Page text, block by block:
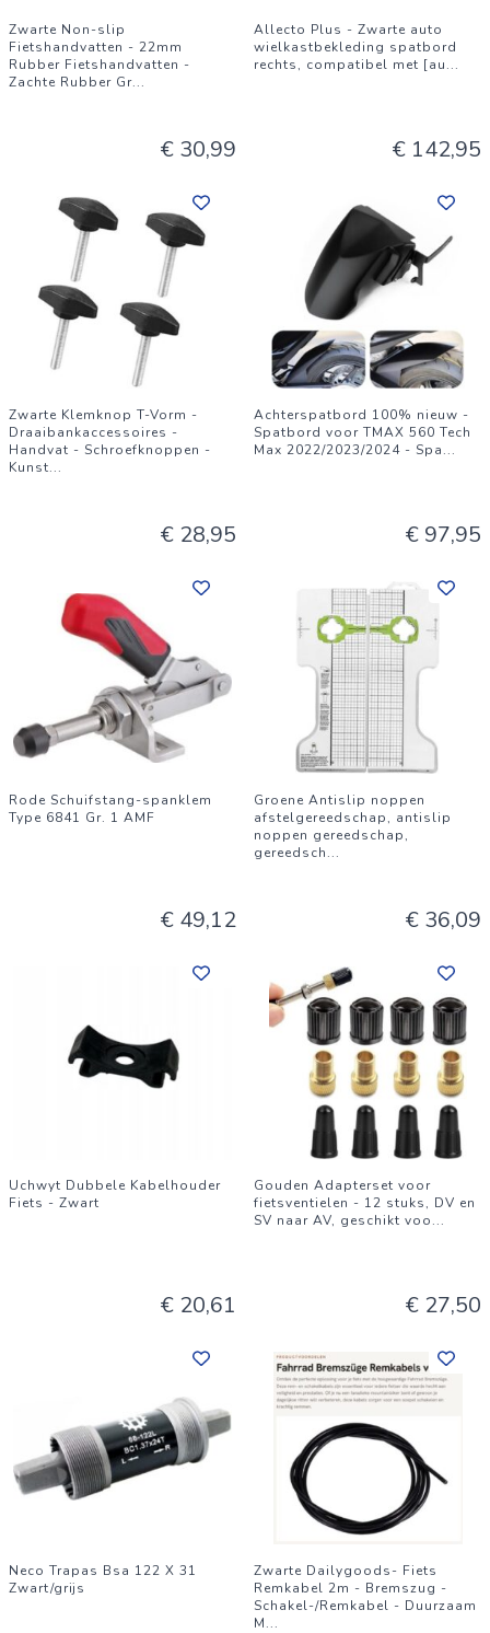
Zwarte Non-slip
Fietshandvatten - 22mm
Rubber Fietshandvatten -
Zachte Rubber Gr...
€ 30,99
Allecto Plus - Zwarte auto
wielkastbekleding spatbord
rechts, compatibel met [au...
€ 142,95
Zwarte Klemknop T-Vorm -
Draaibankaccessoires -
Handvat - Schroefknoppen -
Kunst...
€ 28,95
Achterspatbord 100% nieuw -
Spatbord voor TMAX 560 Tech
Max 2022/2023/2024 - Spa...
€ 97,95
Rode Schuifstang-spanklem
Type 6841 Gr. 1 AMF
€ 49,12
Groene Antislip noppen
afstelgereedschap, antislip
noppen gereedschap,
gereedsch...
€ 36,09
Uchwyt Dubbele Kabelhouder
Fiets - Zwart
€ 20,61
Gouden Adapterset voor
fietsventielen - 12 stuks, DV en
SV naar AV, geschikt voo...
€ 27,50
Neco Trapas Bsa 122 X 31
Zwart/grijs
Zwarte Dailygoods- Fiets
Remkabel 2m - Bremszug -
Schakel-/Remkabel - Duurzaam
M...